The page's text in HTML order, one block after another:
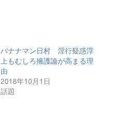
バナナマン日村 淫行疑惑浮
上もむしろ擁護論が高まる理
由
2018年10月1日
話題